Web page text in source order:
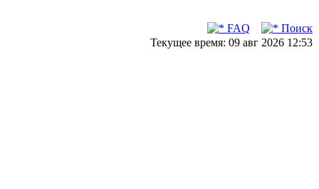
FAQ
Поиск
Текущее время: 09 авг 2026 12:53